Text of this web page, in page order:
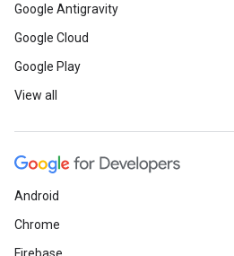
Google Antigravity
Google Cloud
Google Play
View all
Android
Chrome
Firebase